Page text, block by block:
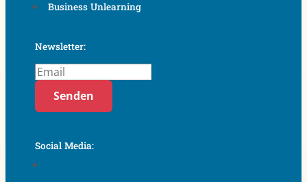
Business Unlearning
Newsletter:
Senden
Social Media: